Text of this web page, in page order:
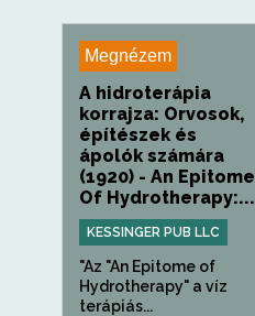
Megnézem
A hidroterápia
korrajza: Orvosok,
építészek és
ápolók számára
(1920) - An Epitome
Of Hydrotherapy:...
KESSINGER PUB LLC
"Az "An Epitome of
Hydrotherapy" a víz
terápiás...